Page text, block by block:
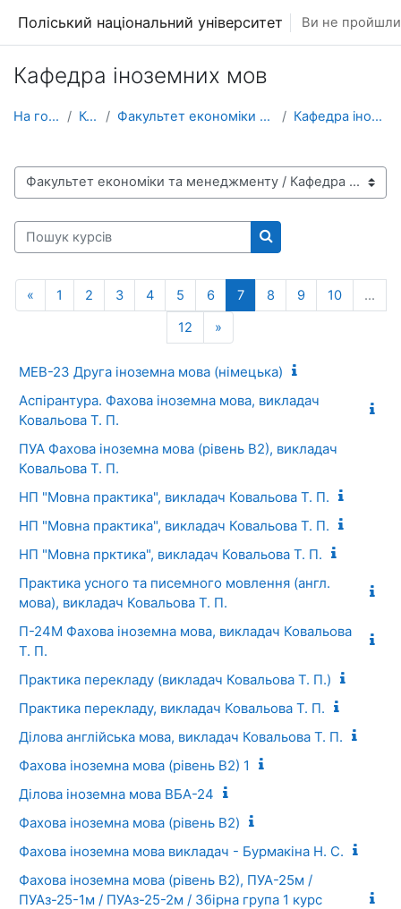
Поліський національний університет Ви не пройшли
Кафедра іноземних мов
На головну Курси Факультет економіки та менеджменту Кафедра іноземних мов
Категорії курсів
Пошук курсів
Пошук курсів
«Попередня сторінка
1 Сторінка 1
2Сторінка 2
3Сторінка 3
4Сторінка 4
5Сторінка 5
6Сторінка 6
7Сторінка 7
8Сторінка 8
9Сторінка 9
10
…
12 Сторінка 12
»
МЕВ-23 Друга іноземна мова (німецька)
Аспірантура. Фахова іноземна мова, викладач
Ковальова Т. П.
ПУА Фахова іноземна мова (рівень В2), викладач
Ковальова Т. П.
НП "Мовна практика", викладач Ковальова Т. П.
НП "Мовна практика", викладач Ковальова Т. П.
НП "Мовна прктика", викладач Ковальова Т. П.
Практика усного та писемного мовлення (англ.
мова), викладач Ковальова Т. П.
П-24M Фахова іноземна мова, викладач Ковальова
Т. П.
Практика перекладу (викладач Ковальова Т. П.)
Практика перекладу, викладач Ковальова Т. П.
Ділова англійська мова, викладач Ковальова Т. П.
Фахова іноземна мова (рівень В2) 1
Ділова іноземна мова ВБА-24
Фахова іноземна мова (рівень B2)
Фахова іноземна мова викладач - Бурмакіна Н. С.
Фахова іноземна мова (рівень В2), ПУА-25м /
ПУАз-25-1м / ПУАз-25-2м / Збірна група 1 курс